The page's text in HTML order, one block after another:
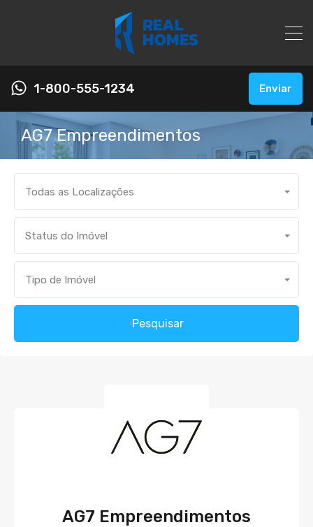
1-800-555-1234 Enviar
AG7 Empreendimentos
Todas as Localizações
Status do Imóvel
Tipo de Imóvel
Pesquisar
AG7 Empreendimentos